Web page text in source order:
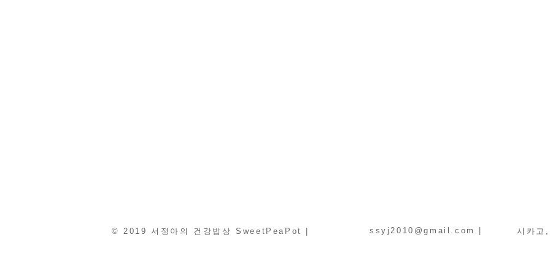
© 2019 서정아의 건강밥상 SweetPeaPot | ssyj2010@gmail.com 시카고,